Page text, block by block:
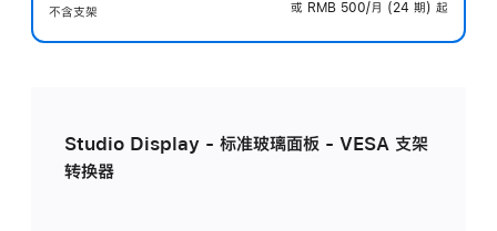
不含支架
或 RMB 500/月 (24 期) 起
Studio Display - 标准玻璃面板 - VESA 支架
转换器